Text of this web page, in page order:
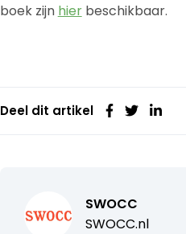
boek zijn hierbeschikbaar.
Deel dit artikel
SWOCC
SWOCC.nl